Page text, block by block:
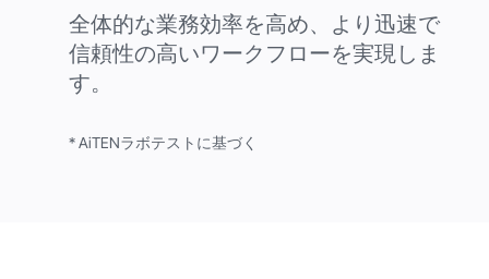
全体的な業務効率を高め、より迅速で
信頼性の高いワークフローを実現しま
す。
* AiTENラボテストに基づく